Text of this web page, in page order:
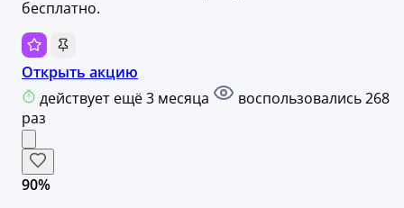
бесплатно.
Открыть акцию
действует ещё 3 месяца
воспользовались 268
раз
90%